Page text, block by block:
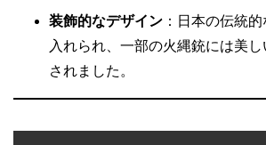
装飾的なデザイン ：日本の伝統
入れられ、一部の火縄銃には美
されました。